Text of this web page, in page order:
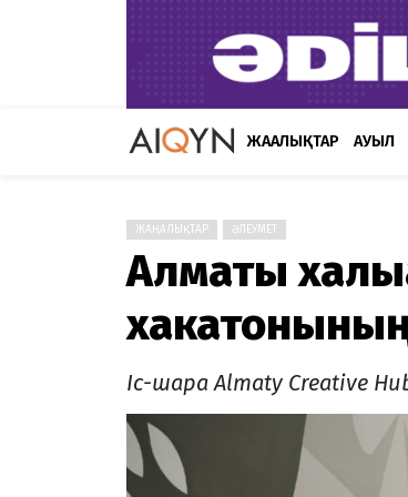
ЖАҢАЛЫҚТАР АУЫЛ
ЖАҢАЛЫҚТАР ӘЛЕУМЕТ
Алматы
Іс-шара Almaty Creative